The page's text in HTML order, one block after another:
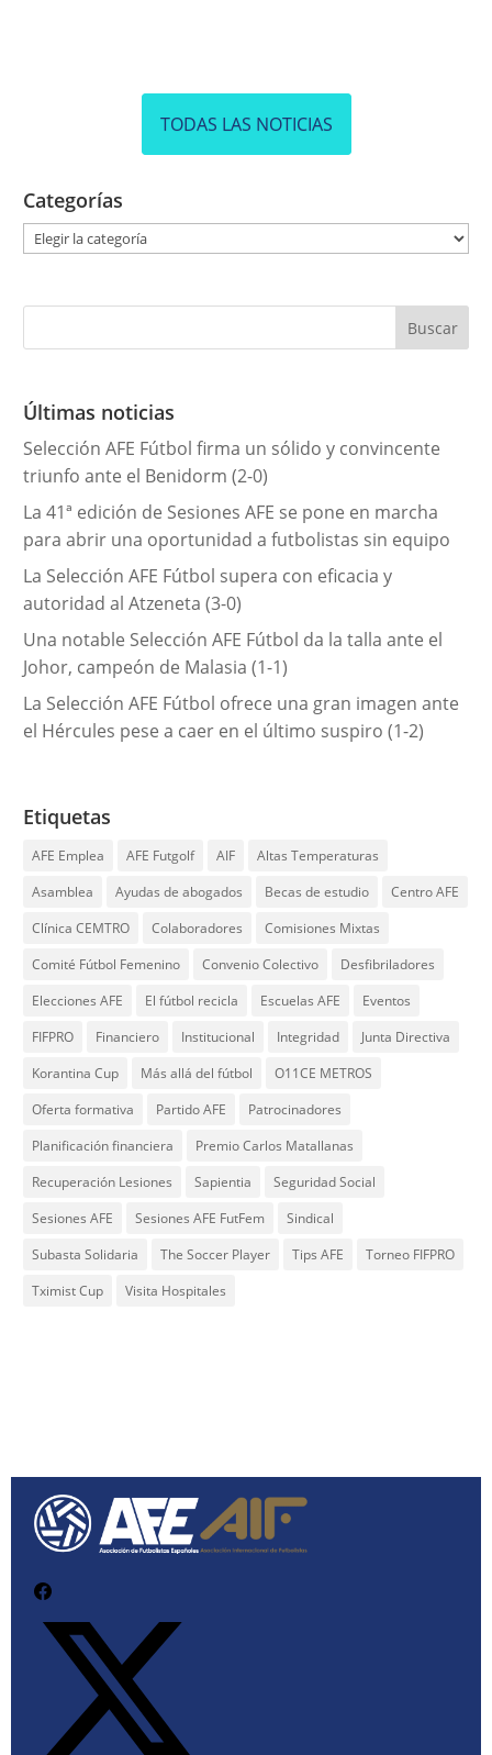
TODAS LAS NOTICIAS
Categorías
g
r
a
s
Últimas noticias
Selección AFE Fútbol firma un sólido y convincente
triunfo ante el Benidorm (2-0)
La 41ª edición de Sesiones AFE se pone en marcha
para abrir una oportunidad a futbolistas sin equipo
La Selección AFE Fútbol supera con eficacia y
autoridad al Atzeneta (3-0)
Una notable Selección AFE Fútbol da la talla ante el
Johor, campeón de Malasia (1-1)
La Selección AFE Fútbol ofrece una gran imagen ante
el Hércules pese a caer en el último suspiro (1-2)
Etiquetas
AFE Emplea AFE Futgolf AIF
Altas Temperaturas
Asamblea
Ayudas de abogados Becas de estudio
Centro AFE
Clínica CEMTRO
Colaboradores
Comisiones Mixtas
Comité Fútbol Femenino
Convenio Colectivo
Desfibriladores
Elecciones AFE
El fútbol recicla Escuelas AFE
Eventos
FIFPRO
Financiero Institucional Integridad
Junta Directiva
Korantina Cup
Más allá del fútbol
O11CE METROS
Oferta formativa
Partido AFE
Patrocinadores
Planificación financiera
Premio Carlos Matallanas
Recuperación Lesiones
Sapientia
Seguridad Social
Sesiones AFE
Sesiones AFE FutFem
Sindical
Subasta Solidaria
The Soccer Player Tips AFE
Torneo FIFPRO
Tximist Cup
Visita Hospitales